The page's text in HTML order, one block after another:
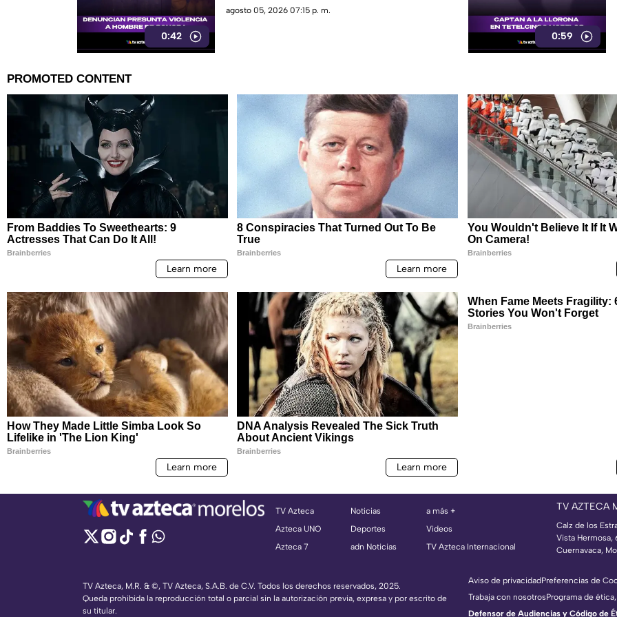
0:42
sigue sin llegar.
agosto 05, 2026 07:15 p. m.
0:59
TV Azteca
Azteca UNO
Azteca 7
Noticias
Deportes
adn Noticias
a más +
Videos
TV Azteca Internacional
TV AZTECA
Calz de los
Vista Hermosa,
Cuernavaca,
TV Azteca, M.R. & ©, TV Azteca, S.A.B. de C.V. Todos los derechos reservados, 2025.
Queda prohibida la reproducción total o parcial sin la autorización previa, expresa y por escrito de
su titular.
Aviso de privacidadPreferencias de
Trabaja con nosotrosPrograma de
Defensor de Audiencias y Código de